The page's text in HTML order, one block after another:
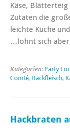
Käse,
Zutaten die
leichte Küche
…lohnt sich aber
Kategorien: Party
Comté, Hackfleisch,
Hackbraten